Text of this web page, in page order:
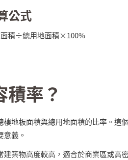
公式
面積÷總用地面積×100%
積率？
樓地板面積與總用地面積的比率。這
意義。
建築物高度較高，適合於商業區或高